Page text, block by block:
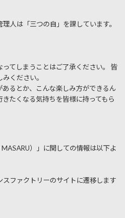
人は「三つの自」を課しています。
てしまうことはご了承ください。 皆
ください。
るとか、こんな楽しみ方ができるん
たくなる気持ちを皆様に持ってもら
）」に関しての情報は以下よ
ファクトリーのサイトに遷移します